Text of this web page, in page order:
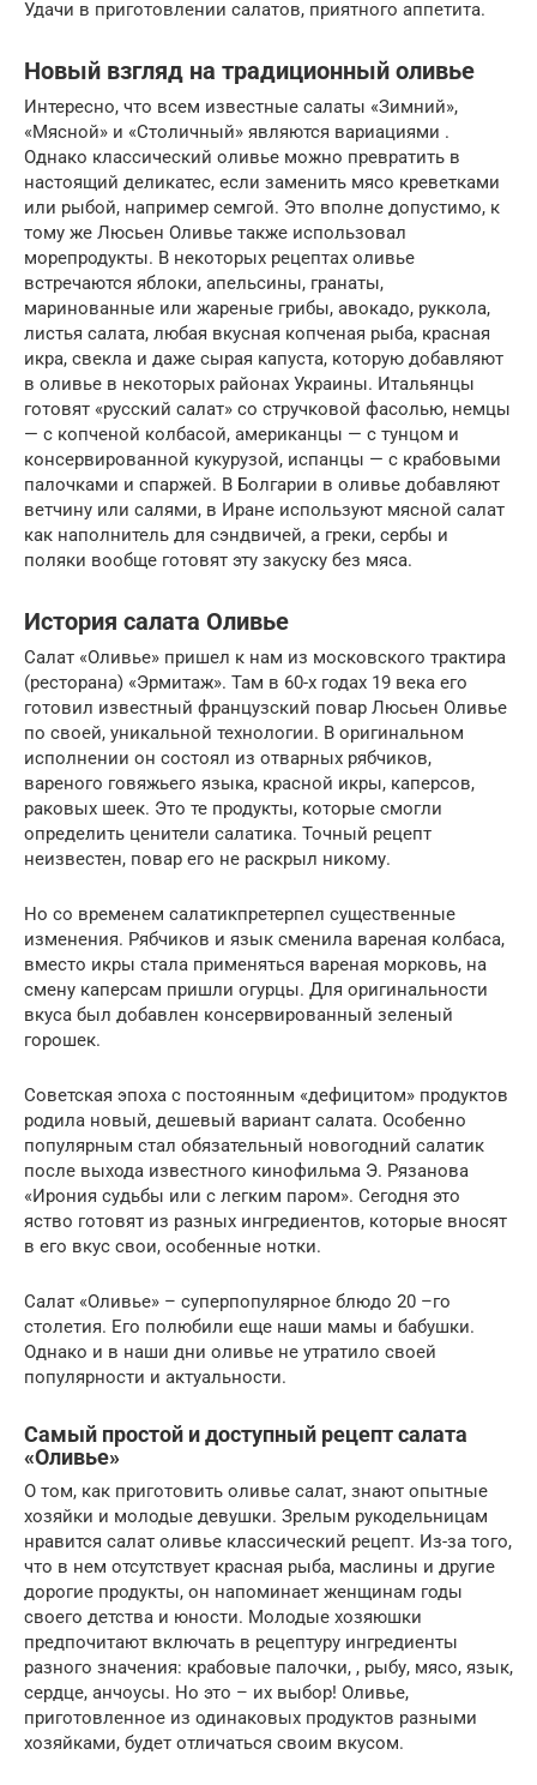
Удачи в приготовлении салатов, приятного аппетита.
Новый взгляд на традиционный оливье
Интересно, что всем известные салаты «Зимний»,
«Мясной» и «Столичный» являются вариациями .
Однако классический оливье можно превратить в
настоящий деликатес, если заменить мясо креветками
или рыбой, например семгой. Это вполне допустимо, к
тому же Люсьен Оливье также использовал
морепродукты. В некоторых рецептах оливье
встречаются яблоки, апельсины, гранаты,
маринованные или жареные грибы, авокадо, руккола,
листья салата, любая вкусная копченая рыба, красная
икра, свекла и даже сырая капуста, которую добавляют
в оливье в некоторых районах Украины. Итальянцы
готовят «русский салат» со стручковой фасолью, немцы
— с копченой колбасой, американцы — с тунцом и
консервированной кукурузой, испанцы — с крабовыми
палочками и спаржей. В Болгарии в оливье добавляют
ветчину или салями, в Иране используют мясной салат
как наполнитель для сэндвичей, а греки, сербы и
поляки вообще готовят эту закуску без мяса.
История салата Оливье
Салат «Оливье» пришел к нам из московского трактира
(ресторана) «Эрмитаж». Там в 60-х годах 19 века его
готовил известный французский повар Люсьен Оливье
по своей, уникальной технологии. В оригинальном
исполнении он состоял из отварных рябчиков,
вареного говяжьего языка, красной икры, каперсов,
раковых шеек. Это те продукты, которые смогли
определить ценители салатика. Точный рецепт
неизвестен, повар его не раскрыл никому.
Но со временем салатикпретерпел существенные
изменения. Рябчиков и язык сменила вареная колбаса,
вместо икры стала применяться вареная морковь, на
смену каперсам пришли огурцы. Для оригинальности
вкуса был добавлен консервированный зеленый
горошек.
Советская эпоха с постоянным «дефицитом» продуктов
родила новый, дешевый вариант салата. Особенно
популярным стал обязательный новогодний салатик
после выхода известного кинофильма Э. Рязанова
«Ирония судьбы или с легким паром». Сегодня это
яство готовят из разных ингредиентов, которые вносят
в его вкус свои, особенные нотки.
Салат «Оливье» – суперпопулярное блюдо 20 –го
столетия. Его полюбили еще наши мамы и бабушки.
Однако и в наши дни оливье не утратило своей
популярности и актуальности.
Самый простой и доступный рецепт салата
«Оливье»
О том, как приготовить оливье салат, знают опытные
хозяйки и молодые девушки. Зрелым рукодельницам
нравится салат оливье классический рецепт. Из-за того,
что в нем отсутствует красная рыба, маслины и другие
дорогие продукты, он напоминает женщинам годы
своего детства и юности. Молодые хозяюшки
предпочитают включать в рецептуру ингредиенты
разного значения: крабовые палочки, , рыбу, мясо, язык,
сердце, анчоусы. Но это – их выбор! Оливье,
приготовленное из одинаковых продуктов разными
хозяйками, будет отличаться своим вкусом.